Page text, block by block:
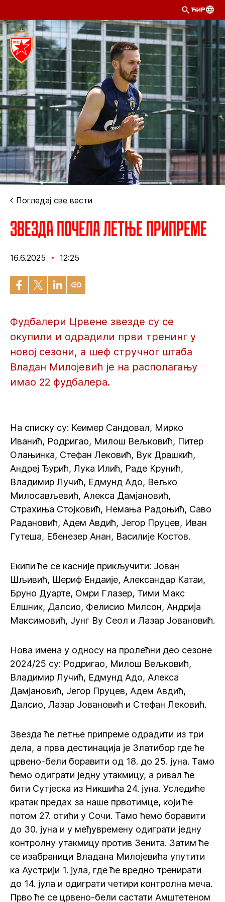
ЋИР
Погледај све вести
Звезда почела летње припреме
16.6.2025 12:25
Фудбалери Црвене звезде су се
окупили и одрадили први тренинг у
новој сезони, а шеф стручног штаба
Владан Милојевић је на располагању
имао 22 фудбалера.
На списку су: Кеимер Сандовал, Мирко
Иванић, Родригао, Милош Вељковић, Питер
Олањинка, Стефан Лековић, Вук Драшкић,
Андреј Ђурић, Лука Илић, Раде Крунић,
Владимир Лучић, Едмунд Адо, Вељко
Милосављевић, Алекса Дамјановић,
Страхиња Стојковић, Немања Радоњић, Саво
Радановић, Адем Авдић, Јегор Пруцев, Иван
Гутеша, Ебенезер Анан, Василије Костов.
Екипи ће се касније прикључити: Јован
Шљивић, Шериф Ендаије, Александар Катаи,
Бруно Дуарте, Омри Глазер, Тими Макс
Елшник, Далсио, Фелисио Милсон, Андрија
Максимовић, Јунг Ву Сеол и Лазар Јовановић.
Нова имена у односу на пролећни део сезоне
2024/25 су: Родригао, Милош Вељковић,
Владимир Лучић, Едмунд Адо, Алекса
Дамјановић, Јегор Пруцев, Адем Авдић,
Далсио, Лазар Јовановић и Стефан Лековић.
Звезда ће летње припреме одрадити из три
дела, а прва дестинација је Златибор где ће
црвено-бели боравити од 18. до 25. јуна. Тамо
ћемо одиграти једну утакмицу, а ривал ће
бити Сутјеска из Никшића 24. јуна. Уследиће
кратак предах за наше првотимце, који ће
потом 27. отићи у Сочи. Тамо ћемо боравити
до 30. јуна и у међувремену одиграти једну
контролну утакмицу против Зенита. Затим ће
се изабраници Владана Милојевића упутити
ка Аустрији 1. јула, где ће вредно тренирати
до 14. јула и одиграти четири контролна меча.
Прво ће се црвено-бели састати Амштетеном